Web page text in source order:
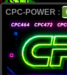
CPC-POWER :